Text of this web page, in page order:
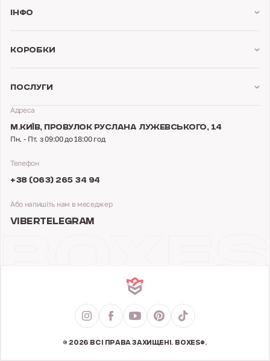
Адреса
М.КИЇВ,ПРОВУЛОК РУСЛАНА ЛУЖЕВСЬКОГО, 14
Пн. - Пт. з 09:00 до 18:00 год
Телефон
+38 (063) 265 34 94
Або напишіть нам в меседжер
VIBERTELEGRAM
Інфо
Коробки
Послуги
© 2026 ВСІ ПРАВА ЗАХИЩЕНІ. BOXES®.